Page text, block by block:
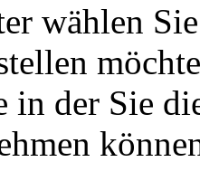
wählen
in der Sie